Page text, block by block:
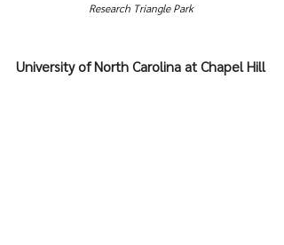
Research Triangle Park
University of North Carolina at Chapel Hill